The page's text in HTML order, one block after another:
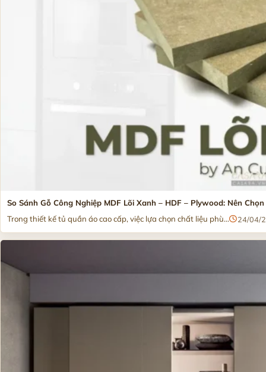
So Sánh Gỗ Công Nghiệp MDF Lõi Xanh – HDF – Plywood: Nên
Trong thiết kế tủ quần áo cao cấp, việc lựa chọn chất liệu phù...
24/04/